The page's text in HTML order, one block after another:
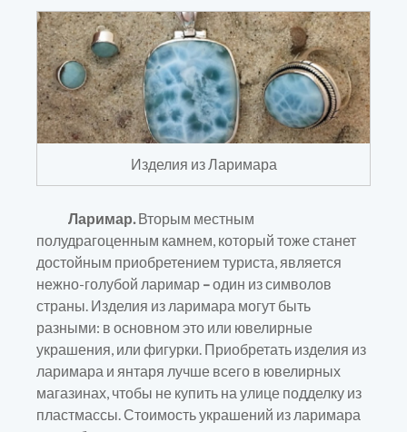
Изделия из Ларимара
Ларимар.Вторым местным
полудрагоценным камнем, который тоже станет
достойным приобретением туриста, является
нежно-голубой ларимар –один из символов
страны. Изделия из ларимара могут быть
разными: в основном это или ювелирные
украшения, или фигурки. Приобретать изделия из
ларимара и янтаря лучше всего в ювелирных
магазинах, чтобы не купить на улице подделку из
пластмассы. Стоимость украшений из ларимара